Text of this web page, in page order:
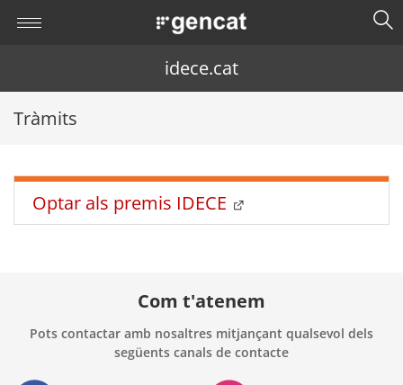
idece.cat
Tràmits
Optar als premis IDECE
Com t'atenem
Pots contactar amb nosaltres mitjançant qualsevol dels
següents canals de contacte